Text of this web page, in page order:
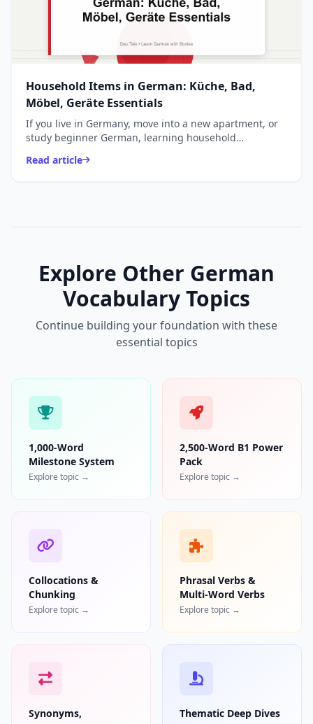
Household Items in German: Küche, Bad,
Möbel, Geräte Essentials
If you live in Germany, move into a new apartment, or
study beginner German, learning household
day - ...
Read article
Explore Other German
Vocabulary Topics
Continue building your foundation with these
essential topics
1,000-Word
Milestone System
Explore topic →
2,500-Word B1 Power
Pack
Explore topic →
Collocations &
Chunking
Explore topic →
Phrasal Verbs &
Multi-Word Verbs
Explore topic →
Synonyms,
Thematic Deep Dives